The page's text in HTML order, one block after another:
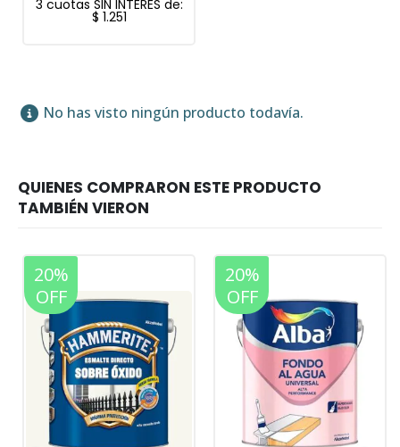
3 cuotas SIN INTERES de:
$ 1.251
No has visto ningún producto todavía.
20%
OFF
20%
OFF